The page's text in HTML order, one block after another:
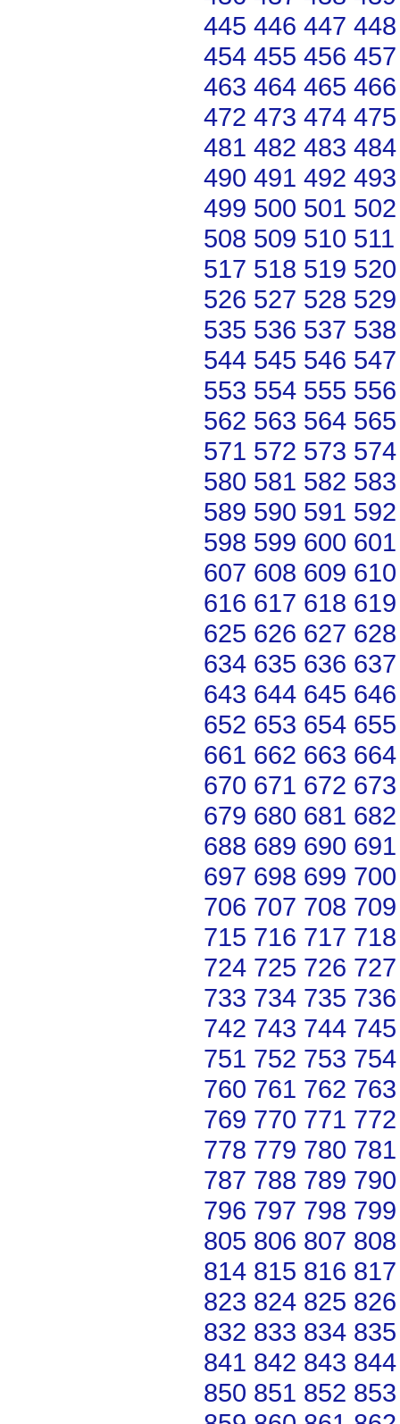
445 446 447 448
454 455 456 457
463 464 465 466
472 473 474 475
481 482 483 484
490 491 492 493
499 500 501 502
508 509 510 511
517 518 519 520
526 527 528 529
535 536 537 538
544 545 546 547
553 554 555 556
562 563 564 565
571 572 573 574
580 581 582 583
589 590 591 592
598 599 600 601
607 608 609 610
616 617 618 619
625 626 627 628
634 635 636 637
643 644 645 646
652 653 654 655
661 662 663 664
670 671 672 673
679 680 681 682
688 689 690 691
697 698 699 700
706 707 708 709
715 716 717 718
724 725 726 727
733 734 735 736
742 743 744 745
751 752 753 754
760 761 762 763
769 770 771 772
778 779 780 781
787 788 789 790
796 797 798 799
805 806 807 808
814 815 816 817
823 824 825 826
832 833 834 835
841 842 843 844
850 851 852 853